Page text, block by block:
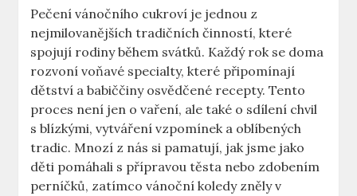
Pečení vánočního cukroví je jednou z
nejmilovanějších tradičních činností, které
spojují rodiny během svátků. Každý rok se doma
rozvoní voňavé specialty, které připomínají
dětství a babiččiny osvědčené recepty. Tento
proces není jen o vaření, ale také o sdílení chvil
s blízkými, vytváření vzpomínek a oblíbených
tradic. Mnozí z nás si pamatují, jak jsme jako
děti pomáhali s přípravou těsta nebo zdobením
perníčků, zatímco vánoční koledy zněly v